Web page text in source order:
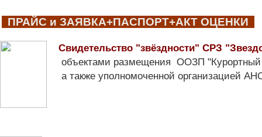
ПРАЙС и ЗАЯВКА+ПАСПОРТ+АКТ ОЦЕНКИ
Свидетельство "звёздности" СРЗ
объектами размещения ООЗП
а также уполномоченной организацией